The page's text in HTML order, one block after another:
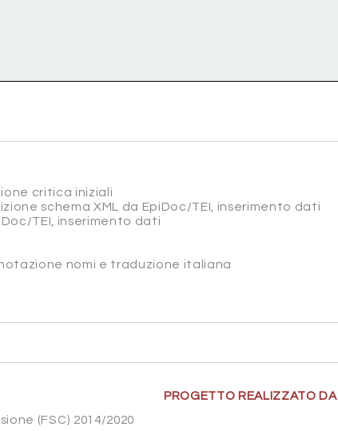
critica iniziali
schema XML da EpiDoc/TEI, inserimento dati
TEI, inserimento dati
nomi e traduzione italiana
PROGETTO REALIZZATO DA
(FSC) 2014/2020